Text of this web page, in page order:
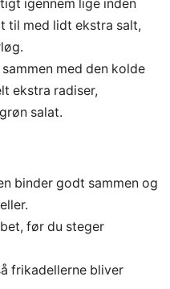
igennem lige inden
til med lidt ekstra salt,
med den kolde
ekstra radiser,
salat.
binder godt sammen og
før du steger
frikadellerne bliver